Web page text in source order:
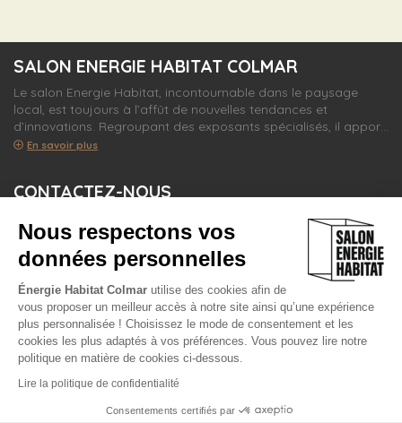
SALON ENERGIE HABITAT COLMAR
Le salon Energie Habitat, incontournable dans le paysage
local, est toujours à l’affût de nouvelles tendances et
d’innovations. Regroupant des exposants spécialisés, il appor…
En savoir plus
CONTACTEZ-NOUS
Avenue de la Foire aux Vins
68000 COLMAR
0390505050
Par e-mail
SUIVEZ-NOUS
© 2026 www.energiehabitat-colmar.com -Mentions légales
Nous respectons vos
données personnelles
Énergie Habitat Colmar utilise des cookies afin de
vous proposer un meilleur accès à notre site ainsi qu’une expérience
plus personnalisée ! Choisissez le mode de consentement et les
cookies les plus adaptés à vos préférences. Vous pouvez lire notre
politique en matière de cookies ci-dessous.
Lire la politique de confidentialité
Consentements certifiés par